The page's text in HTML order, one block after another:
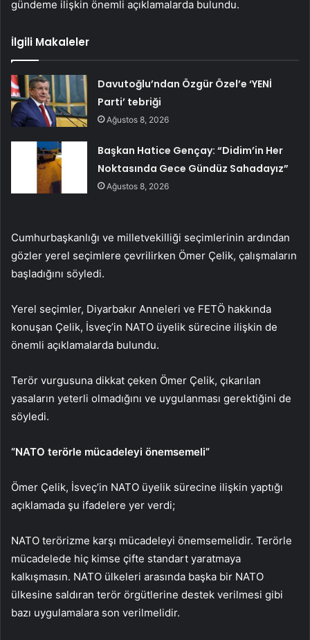
gündeme ilişkin önemli açıklamalarda bulundu.
İlgili Makaleler
Davutoğlu’ndan Özgür Özel’e ‘YENİ
Parti’ tebriği
Ağustos 8, 2026
Başkan Hatice Gençay: “Didim’in Her
Noktasında Gece Gündüz Sahadayız”
Ağustos 8, 2026
Cumhurbaşkanlığı ve milletvekilliği seçimlerinin ardından
gözler yerel seçimlere çevrilirken Ömer Çelik, çalışmaların
başladığını söyledi.
Yerel seçimler, Diyarbakır Anneleri ve FETÖ hakkında
konuşan Çelik, İsveç’in NATO üyelik sürecine ilişkin de
önemli açıklamalarda bulundu.
Terör vurgusuna dikkat çeken Ömer Çelik, çıkarılan
yasaların yeterli olmadığını ve uygulanması gerektiğini de
söyledi.
“NATO terörle mücadeleyi önemsemeli”
Ömer Çelik, İsveç’in NATO üyelik sürecine ilişkin yaptığı
açıklamada şu ifadelere yer verdi;
NATO terörizme karşı mücadeleyi önemsemelidir. Terörle
mücadelede hiç kimse çifte standart yaratmaya
kalkışmasın. NATO ülkeleri arasında başka bir NATO
ülkesine saldıran terör örgütlerine destek verilmesi gibi
bazı uygulamalara son verilmelidir.